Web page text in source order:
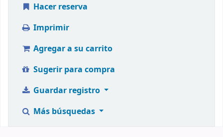
Hacer reserva
Imprimir
Agregar a su carrito
Sugerir para compra
Guardar registro
Más búsquedas